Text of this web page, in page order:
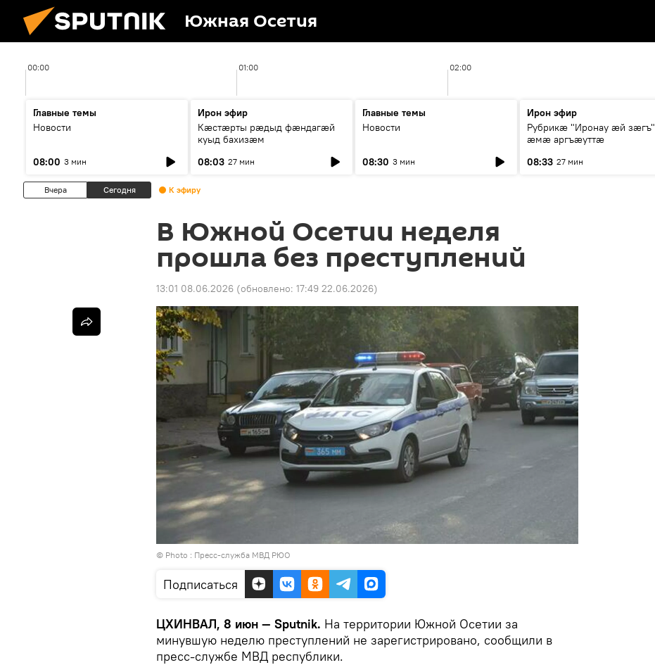
Южная Осетия
00:00 01:00 02:00
Главные темы
Новости
08:00 3 мин
Ирон эфир
Кæстæрты рæдыд фæндагæй
куыд бахизæм
08:03 27 мин
Главные темы
Новости
08:30 3 мин
Ирон эфир
Рубрикæ "Иронау ӕй зӕгъ"
ӕмӕ аргъӕуттӕ
08:33 27 мин
Вчера Сегодня К эфиру
В Южной Осетии неделя
прошла без преступлений
13:01 08.06.2026 (обновлено: 17:49 22.06.2026)
© Photo : Пресс-служба МВД РЮО
Подписаться
ЦХИНВАЛ, 8 июн — Sputnik. На территории Южной Осетии за
минувшую неделю преступлений не зарегистрировано, сообщили в
пресс-службе МВД республики.